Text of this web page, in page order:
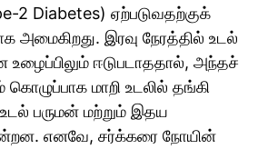
2 Diabetes) ஏற்படுவதற்குக்
இரவு நேரத்தில் உடல்
ஈடுபடாததால், அந்தச்
மாறி உடலில் தங்கி
பருமன் மற்றும் இதய
எனவே, சர்க்கரை நோயின்